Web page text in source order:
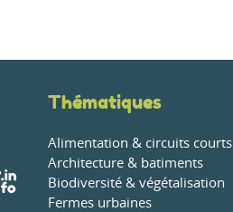
Thématiques
Alimentation & circuits courts
Architecture & batiments
Biodiversité & végétalisation
Fermes urbaines